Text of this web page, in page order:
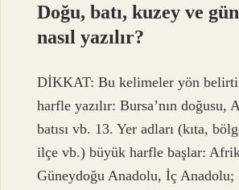
Doğu, batı, kuzey ve
nasıl yazılır?
DİKKAT: Bu kelimeler yön
harfle yazılır: Bursa’nın doğusu,
batısı vb. 13. Yer adları (kıta,
ilçe vb.) büyük harfle başlar:
Güneydoğu Anadolu, İç Anadolu;